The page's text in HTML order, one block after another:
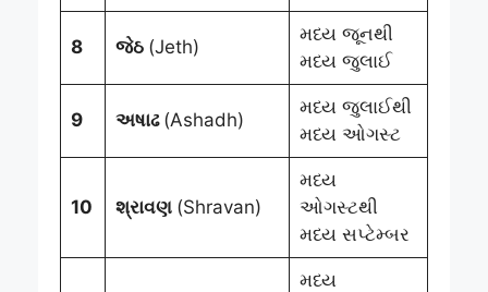
8 જેઠ (Jeth)
મધ્ય જૂનથી
મધ્ય જુલાઈ
9 અષાઢ (Ashadh)
મધ્ય જુલાઈથી
મધ્ય ઓગસ્ટ
10 શ્રાવણ (Shravan)
મધ્ય
ઓગસ્ટથી
મધ્ય સપ્ટેમ્બર
મધ્ય